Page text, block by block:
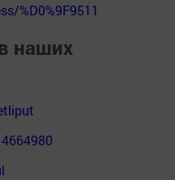
%D0%9F9511
наших